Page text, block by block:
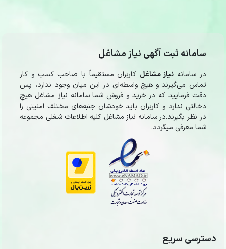
سامانه ثبت آگهی نیاز مشاغل
در سامانه نیاز مشاغل کاربران مستقیماً با صاحب کسب و کار
تماس می‌گیرند و هیچ واسطه‌ای در این میان وجود ندارد، پس
دقت فرمایید که در خرید و فروشِ شما سامانه نیاز مشاغل هیچ
دخالتی ندارد و کاربران باید خودشان جنبه‌های مختلف امنیتی را
در نظر بگیرند.در سامانه نیاز مشاغل کلیه اطلاعات شغلی مجموعه
شما معرفی میگردد.
دسترسی سریع